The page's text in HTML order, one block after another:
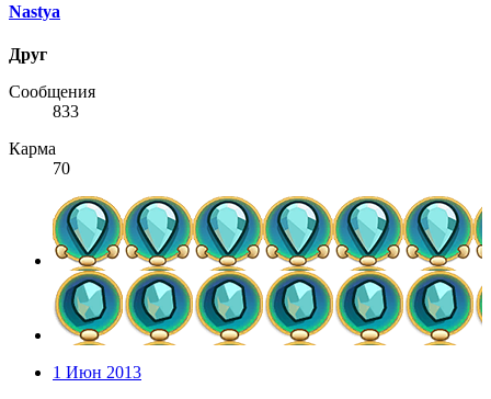
Nastya
Друг
Сообщения
833
Карма
70
1 Июн 2013